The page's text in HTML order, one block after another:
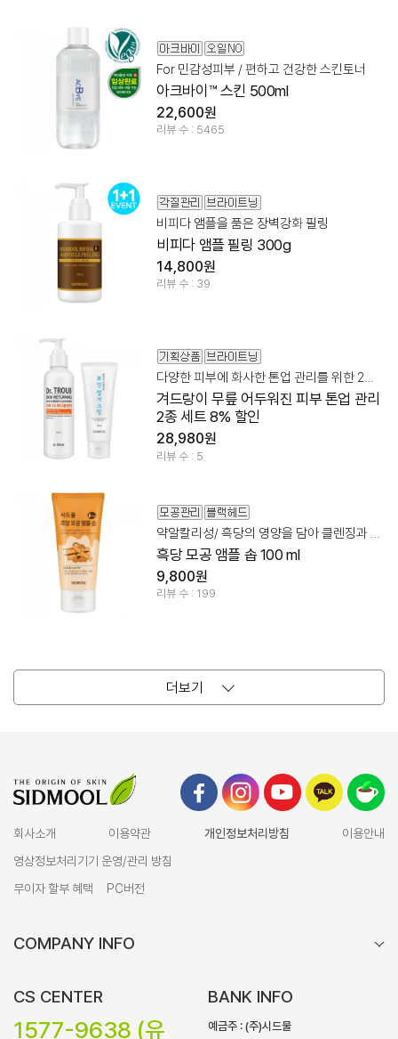
For 민감성피부 / 편하고 건강한 스킨토너
아크바이™ 스킨 500ml
22,600원
리뷰 수 : 5465
비피다 앰플을 품은 장벽강화 필링
비피다 앰플 필링 300g
14,800원
리뷰 수 : 39
다양한 피부에 화사한 톤업 관리를 위한 2종 세트!
겨드랑이 무릎 어두워진 피부 톤업 관리
2종 세트 8% 할인
28,980원
리뷰 수 : 5
약알칼리성/ 흑당의 영양을 담아 클렌징과 포어 관리를 한번에!
흑당 모공 앰플 솝 100 ml
9,800원
리뷰 수 : 199
더보기
회사소개 이용약관 개인정보처리방침
이용안내
영상정보처리기기 운영/관리 방침
무이자 할부 혜택
PC버전
COMPANY INFO
CS CENTER
1577-9638 (유
BANK INFO
예금주 : (주)시드물